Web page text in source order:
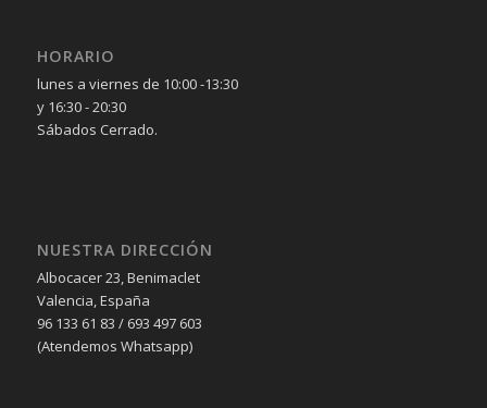
HORARIO
lunes a viernes de 10:00 -13:30
y 16:30 - 20:30
Sábados Cerrado.
NUESTRA DIRECCIÓN
Albocacer 23, Benimaclet
Valencia, España
96 133 61 83 / 693 497 603
(Atendemos Whatsapp)